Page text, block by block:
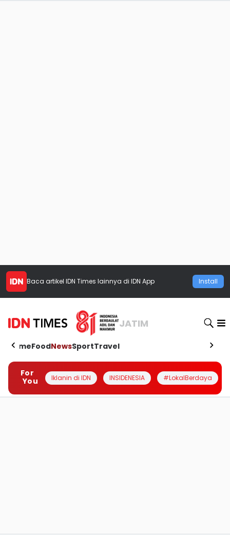
Baca artikel IDN Times lainnya di IDN App Install
JATIM
HomeFoodNewsSportTravel
For
You
Iklanin di IDN INSIDENESIA #LokalBerdaya